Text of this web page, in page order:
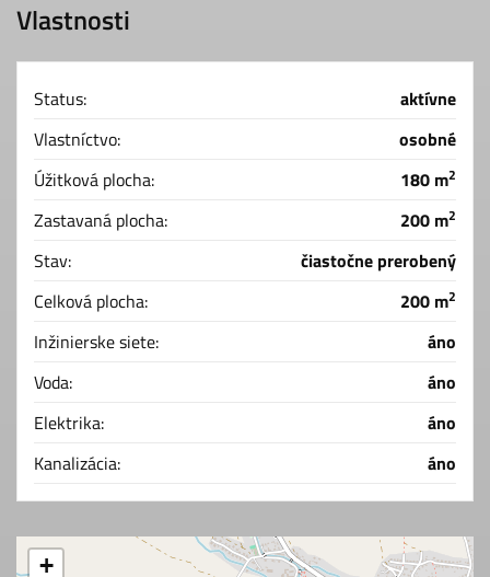
Vlastnosti
Status:
aktívne
Vlastníctvo:
osobné
Úžitková plocha:
180 m2
Zastavaná plocha: 200 m2
Stav:
čiastočne prerobený
Celková plocha:
200 m2
Inžinierske siete:
áno
Voda:
áno
Elektrika:
áno
Kanalizácia:
áno
+